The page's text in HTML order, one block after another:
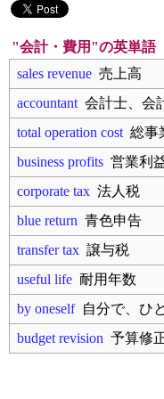
"会計・費用"の英単語
sales revenue 売上高
accountant 会計士、会
total operation cost 総事
business profits 営業利
corporate tax 法人税
blue return 青色申告
transfer tax 譲与税
useful life 耐用年数
by oneself自分で、ひ
budget revision 予算修